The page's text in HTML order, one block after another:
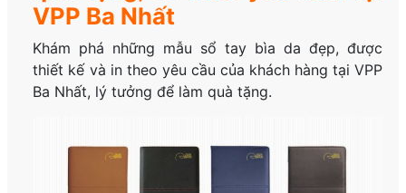
VPP Ba Nhất
Khám phá những mẫu sổ tay bìa da đẹp, được
thiết kế và in theo yêu cầu của khách hàng tại VPP
Ba Nhất, lý tưởng để làm quà tặng.